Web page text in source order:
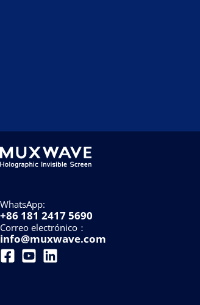
WhatsApp:
+86 181 2417 5690
Correo electrónico：
info@muxwave.com